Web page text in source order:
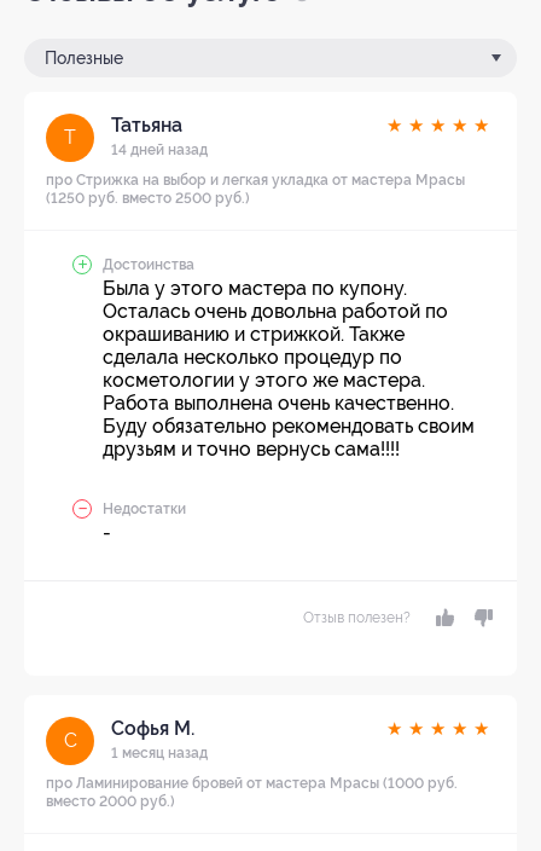
Полезные
Т
Татьяна
14 дней назад
★ ★ ★ ★ ★
про Стрижка на выбор и легкая укладка от мастера Мрасы
(1250 руб. вместо 2500 руб.)
Достоинства
Была у этого мастера по купону.
Осталась очень довольна работой по
окрашиванию и стрижкой. Также
сделала несколько процедур по
косметологии у этого же мастера.
Работа выполнена очень качественно.
Буду обязательно рекомендовать своим
друзьям и точно вернусь сама!!!!
Недостатки
-
Отзыв полезен?
С
Софья М.
1 месяц назад
★ ★ ★ ★ ★
про Ламинирование бровей от мастера Мрасы (1000 руб.
вместо 2000 руб.)